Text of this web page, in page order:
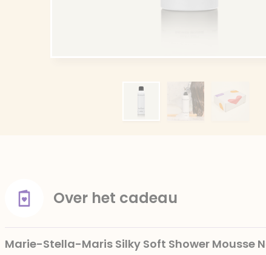
Over het cadeau
Marie-Stella-Maris Silky Soft Shower Mousse